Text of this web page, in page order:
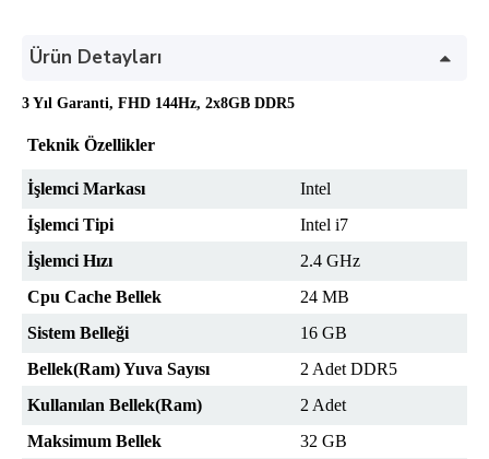
Ürün Detayları
3 Yıl Garanti, FHD 144Hz, 2x8GB DDR5
Teknik Özellikler
İşlemci Markası
Intel
İşlemci Tipi
Intel i7
İşlemci Hızı
2.4 GHz
Cpu Cache Bellek
24 MB
Sistem Belleği
16 GB
Bellek(Ram) Yuva Sayısı
2 Adet DDR5
Kullanılan Bellek(Ram)
2 Adet
Maksimum Bellek
32 GB